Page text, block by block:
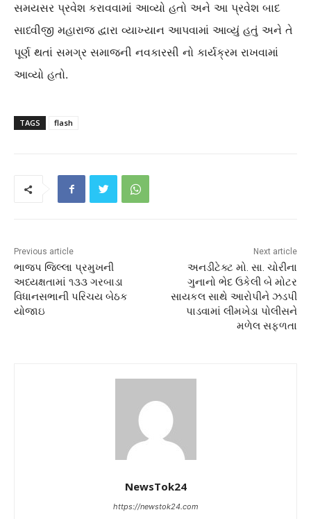
સમયસર પ્રવેશ કરાવવામાં આવ્યો હતો અને આ પ્રવેશ બાદ
સાધ્વીજી મહારાજ દ્વારા વ્યાખ્યાન આપવામાં આવ્યું હતું અને તે
પૂર્ણ થતાં સમગ્ર સમાજની નવકારસી નો કાર્યક્રમ રાખવામાં
આવ્યો હતો.
TAGS flash
Previous article
ભાજપ જિલ્લા પ્રમુખની
અધ્યક્ષતામાં ૧૩૩ ગરબાડા
વિધાનસભાની પરિચય બેઠક
યોજાઇ
Next article
અનડીટેક્ટ મો. સા. ચોરીના
ગુનાનો ભેદ ઉકેલી બે મોટર
સાયકલ સાથે આરોપીને ઝડપી
પાડવામાં લીમખેડા પોલીસને
મળેલ સફળતા
NewsTok24
https://newstok24.com